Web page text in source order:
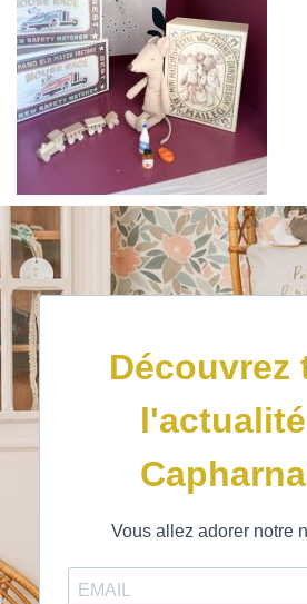
À PROPOS